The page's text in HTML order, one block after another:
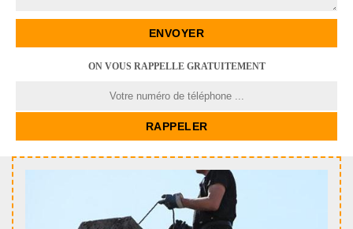
ON VOUS RAPPELLE GRATUITEMENT